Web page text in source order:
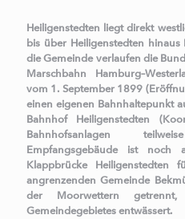
Heiligenstedten liegt direkt
bis über Heiligenstedten hinaus
die Gemeinde verlaufen die
Marschbahn
vom 1. September 1899
einen eigenen Bahnhaltepunkt
Bahnhof Heiligenstedten
Bahnhofsanlagen
Empfangsgebäude ist noch
Klappbrücke
angrenzenden Gemeinde
der Moorwettern
Gemeindegebietes entwässert.